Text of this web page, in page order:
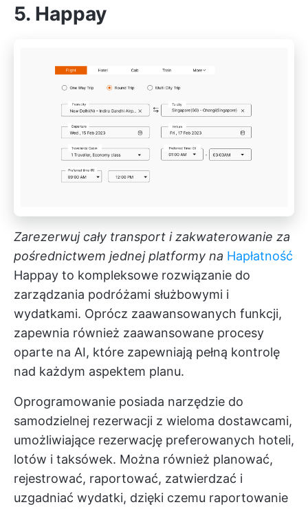
5. Happay
Zarezerwuj cały transport i zakwaterowanie za
pośrednictwem jednej platformy na Hapłatność
Happay to kompleksowe rozwiązanie do
zarządzania podróżami służbowymi i
wydatkami. Oprócz zaawansowanych funkcji,
zapewnia również zaawansowane procesy
oparte na AI, które zapewniają pełną kontrolę
nad każdym aspektem planu.
Oprogramowanie posiada narzędzie do
samodzielnej rezerwacji z wieloma dostawcami,
umożliwiające rezerwację preferowanych hoteli,
lotów i taksówek. Można również planować,
rejestrować, raportować, zatwierdzać i
uzgadniać wydatki, dzięki czemu raportowanie